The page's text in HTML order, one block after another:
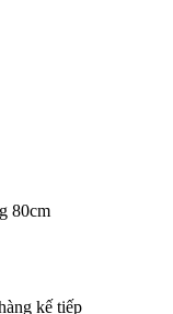
80cm
kế tiếp